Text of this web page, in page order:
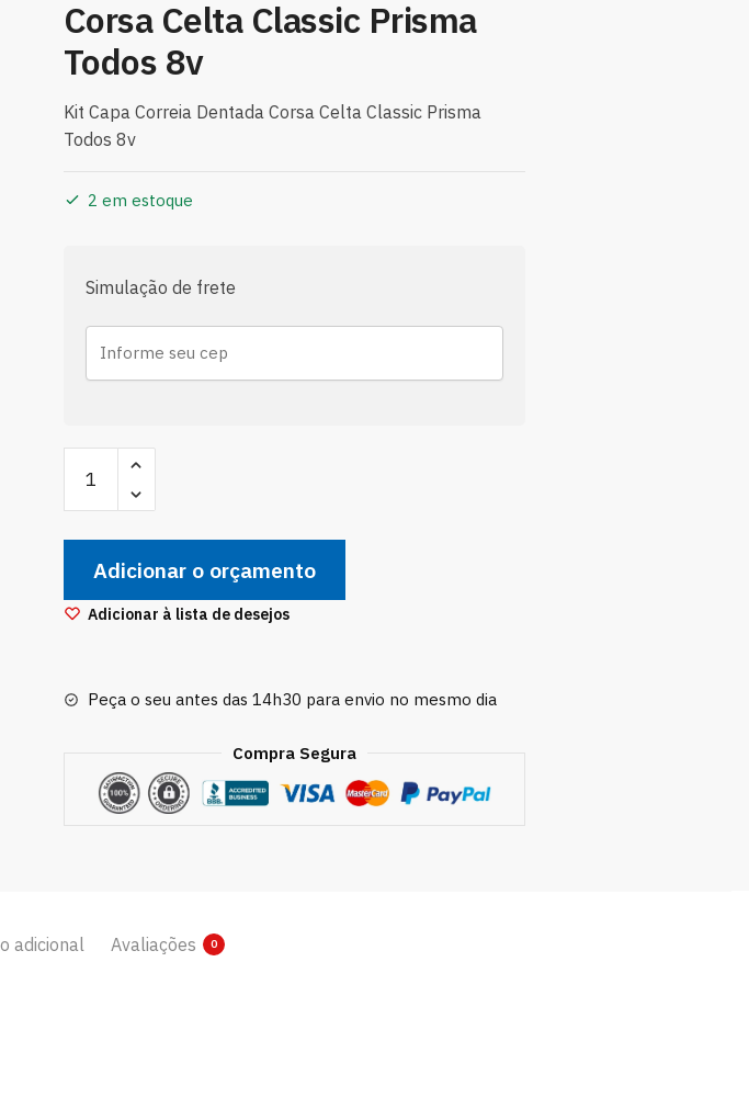
Corsa Celta Classic Prisma
Todos 8v
Kit Capa Correia Dentada Corsa Celta Classic Prisma
Todos 8v
2 em estoque
Simulação de frete
Capa
Correia
Dentada
Corsa
Celta
Classic
8v
Adicionar o orçamento
Adicionar à lista de desejos
Peça o seu antes das 14h30 para envio no mesmo dia
Compra Segura
adicional Avaliações 0